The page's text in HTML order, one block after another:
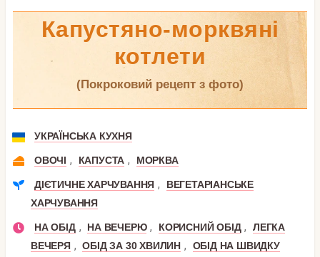
Капустяно-морквяні
котлети
(покроковий рецепт з фото)
УКРАЇНСЬКА КУХНЯ
ОВОЧІ , КАПУСТА , МОРКВА
ДІЄТИЧНЕ ХАРЧУВАННЯ ,
ВЕГЕТАРІАНСЬКЕ
ХАРЧУВАННЯ
НА ОБІД , НА ВЕЧЕРЮ , КОРИСНИЙ ОБІД ,
ЛЕГКА
ВЕЧЕРЯ , ОБІД ЗА 30 ХВИЛИН ,
ОБІД НА ШВИДКУ